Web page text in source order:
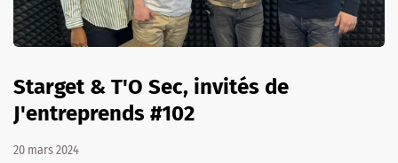
Starget & T'O Sec, invités de
J'entreprends #102
20 mars 2024